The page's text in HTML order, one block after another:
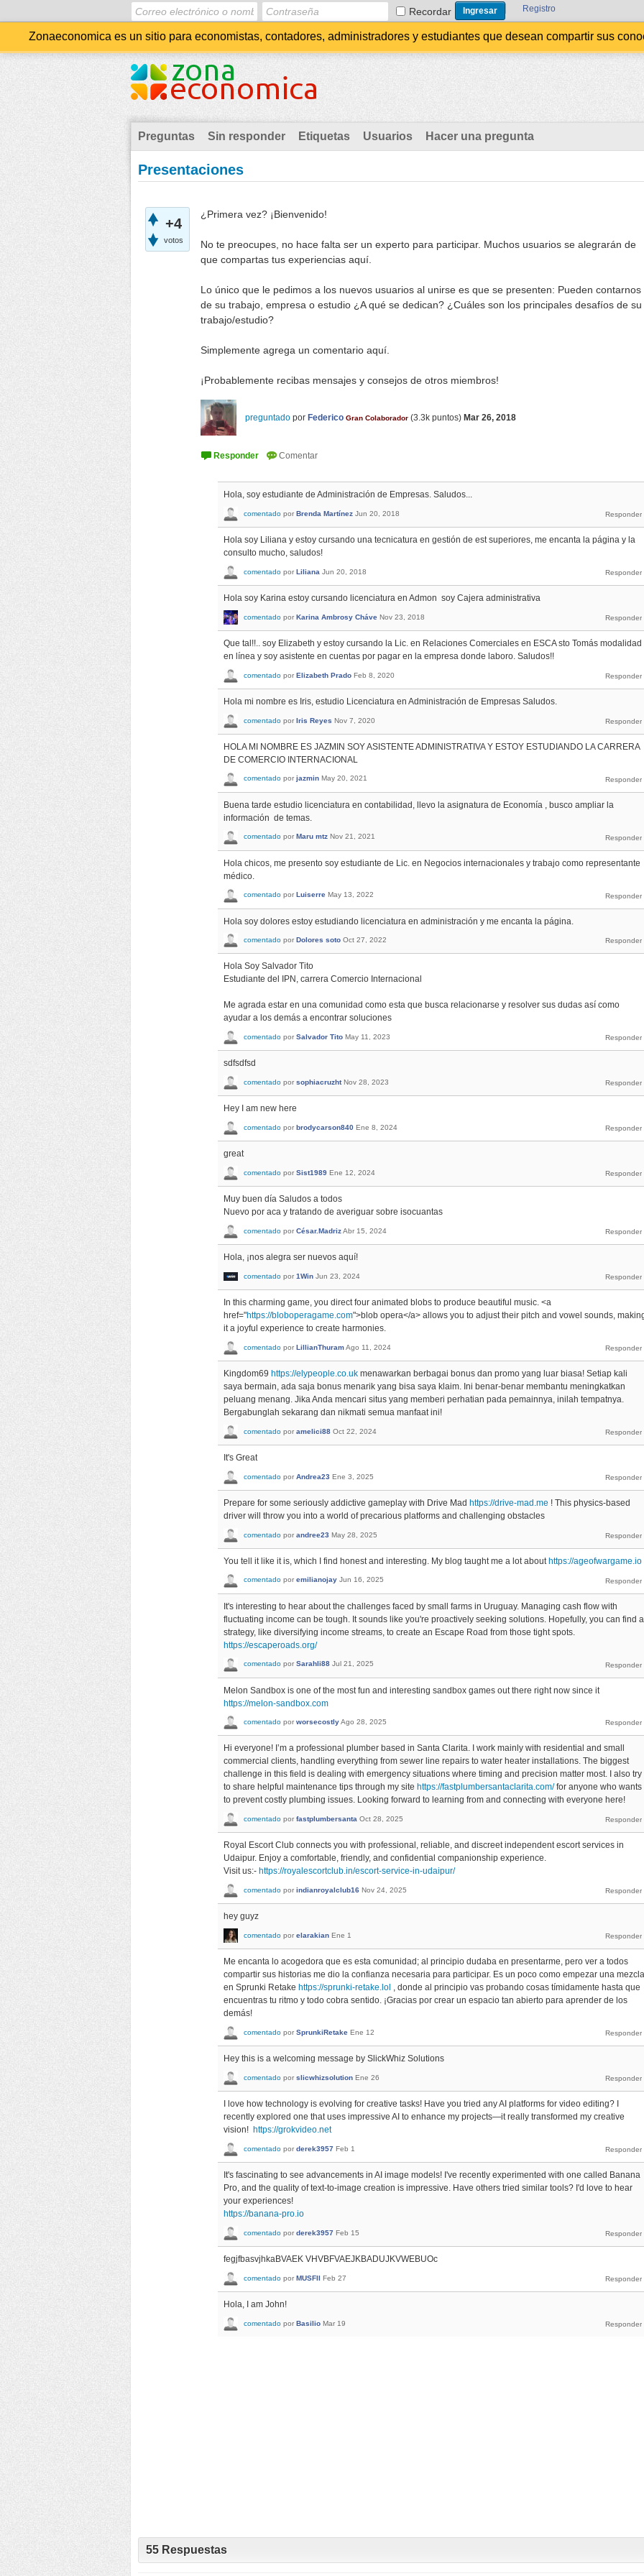
Recordar Registro
Zonaeconomica es un sitio para economistas, contadores, administradores y estudiantes que desean compartir sus
Preguntas Sin responder Etiquetas Usuarios Hacer una pregunta
Presentaciones
+4
votos
¿Primera vez? ¡Bienvenido!
No te preocupes, no hace falta ser un experto para participar. Muchos usuarios se alegrarán de
que compartas tus experiencias aquí.
Lo único que le pedimos a los nuevos usuarios al unirse es que se presenten: Pueden contarnos
de su trabajo, empresa o estudio ¿A qué se dedican? ¿Cuáles son los principales desafíos de su
trabajo/estudio?
Simplemente agrega un comentario aquí.
¡Probablemente recibas mensajes y consejos de otros miembros!
preguntado por Federico Gran Colaborador (3.3k puntos) Mar 26, 2018
Hola, soy estudiante de Administración de Empresas. Saludos...
comentado por Brenda Martínez Jun 20, 2018
Hola soy Liliana y estoy cursando una tecnicatura en gestión de est superiores, me encanta la página y la
consulto mucho, saludos!
comentado por Liliana Jun 20, 2018
Hola soy Karina estoy cursando licenciatura en Admon soy Cajera administrativa
comentado por Karina Ambrosy Cháve Nov 23, 2018
Que tal!!.. soy Elizabeth y estoy cursando la Lic. en Relaciones Comerciales en ESCA sto Tomás modalidad
en línea y soy asistente en cuentas por pagar en la empresa donde laboro. Saludos!!
comentado por Elizabeth Prado Feb 8, 2020
Hola mi nombre es Iris, estudio Licenciatura en Administración de Empresas Saludos.
comentado por Iris Reyes Nov 7, 2020
HOLA MI NOMBRE ES JAZMIN SOY ASISTENTE ADMINISTRATIVA Y ESTOY ESTUDIANDO LA CARRERA
DE COMERCIO INTERNACIONAL
comentado por jazmin May 20, 2021
Buena tarde estudio licenciatura en contabilidad, llevo la asignatura de Economía , busco ampliar la
información de temas.
comentado por Maru mtz Nov 21, 2021
Hola chicos, me presento soy estudiante de Lic. en Negocios internacionales y trabajo como representante
médico.
comentado por Luiserre May 13, 2022
Hola soy dolores estoy estudiando licenciatura en administración y me encanta la página.
comentado por Dolores soto Oct 27, 2022
Hola Soy Salvador Tito
Estudiante del IPN, carrera Comercio Internacional
Me agrada estar en una comunidad como esta que busca relacionarse y resolver sus dudas así como
ayudar a los demás a encontrar soluciones
comentado por Salvador Tito May 11, 2023
sdfsdfsd
comentado por sophiacruzht Nov 28, 2023
Hey I am new here
comentado por brodycarson840 Ene 8, 2024
great
comentado por Sist1989 Ene 12, 2024
Muy buen día Saludos a todos
Nuevo por aca y tratando de averiguar sobre isocuantas
comentado por César.MadrizAbr 15, 2024
Hola, ¡nos alegra ser nuevos aquí!
comentado por 1Win Jun 23, 2024
In this charming game, you direct four animated blobs to produce beautiful music. <a
href="https://bloboperagame.com">blob opera</a> allows you to adjust their pitch and vowel sounds,
it a joyful experience to create harmonies.
comentado por LillianThuramAgo 11, 2024
Kingdom69 https://elypeople.co.uk menawarkan berbagai bonus dan promo yang luar biasa! Setiap kali
saya bermain, ada saja bonus menarik yang bisa saya klaim. Ini benar-benar membantu meningkatkan
peluang menang. Jika Anda mencari situs yang memberi perhatian pada pemainnya, inilah tempatnya.
Bergabunglah sekarang dan nikmati semua manfaat ini!
comentado por amelici88 Oct 22, 2024
It's Great
comentado por Andrea23 Ene 3, 2025
Prepare for some seriously addictive gameplay with Drive Mad https://drive-mad.me ! This physics-based
driver will throw you into a world of precarious platforms and challenging obstacles
comentado por andree23 May 28, 2025
You tell it like it is, which I find honest and interesting. My blog taught me a lot about https://ageofwargame.io
comentado por emilianojay Jun 16, 2025
It's interesting to hear about the challenges faced by small farms in Uruguay. Managing cash flow with
fluctuating income can be tough. It sounds like you're proactively seeking solutions. Hopefully, you can find a
strategy, like diversifying income streams, to create an Escape Road from those tight spots.
https://escaperoads.org/
comentado por Sarahli88 Jul 21, 2025
Melon Sandbox is one of the most fun and interesting sandbox games out there right now since it
https://melon-sandbox.com
comentado por worsecostlyAgo 28, 2025
Hi everyone! I’m a professional plumber based in Santa Clarita. I work mainly with residential and small
commercial clients, handling everything from sewer line repairs to water heater installations. The biggest
challenge in this field is dealing with emergency situations where timing and precision matter most. I also try
to share helpful maintenance tips through my site https://fastplumbersantaclarita.com/for anyone who wants
to prevent costly plumbing issues. Looking forward to learning from and connecting with everyone here!
comentado por fastplumbersanta Oct 28, 2025
Royal Escort Club connects you with professional, reliable, and discreet independent escort services in
Udaipur. Enjoy a comfortable, friendly, and confidential companionship experience.
Visit us:- https://royalescortclub.in/escort-service-in-udaipur/
comentado por indianroyalclub16 Nov 24, 2025
hey guyz
comentado por elarakian Ene 1
Me encanta lo acogedora que es esta comunidad; al principio dudaba en presentarme, pero ver a todos
compartir sus historias me dio la confianza necesaria para participar. Es un poco como empezar una mezcla
en Sprunki Retake https://sprunki-retake.lol , donde al principio vas probando cosas tímidamente hasta que
encuentras tu ritmo y todo cobra sentido. ¡Gracias por crear un espacio tan abierto para aprender de los
demás!
comentado por SprunkiRetake Ene 12
Hey this is a welcoming message by SlickWhiz Solutions
comentado por slicwhizsolution Ene 26
I love how technology is evolving for creative tasks! Have you tried any AI platforms for video editing? I
recently explored one that uses impressive AI to enhance my projects—it really transformed my creative
vision! https://grokvideo.net
comentado por derek3957 Feb 1
It's fascinating to see advancements in AI image models! I've recently experimented with one called Banana
Pro, and the quality of text-to-image creation is impressive. Have others tried similar tools? I'd love to hear
your experiences!
https://banana-pro.io
comentado por derek3957 Feb 15
fegjfbasvjhkaBVAEK VHVBFVAEJKBADUJKVWEBUOc
comentado por MUSFII Feb 27
Hola, I am John!
comentado por Basilio Mar 19
55 Respuestas